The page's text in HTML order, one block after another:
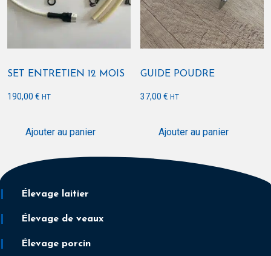
SET ENTRETIEN 12 MOIS
190,00 € HT
Ajouter au panier
GUIDE POUDRE
37,00€ HT
Ajouter au panier
Élevage laitier
Élevage de veaux
Élevage porcin